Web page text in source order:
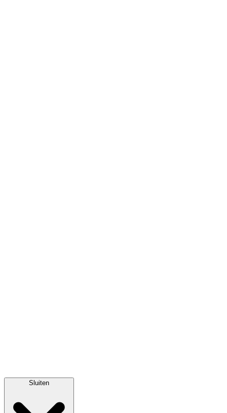
Sluiten